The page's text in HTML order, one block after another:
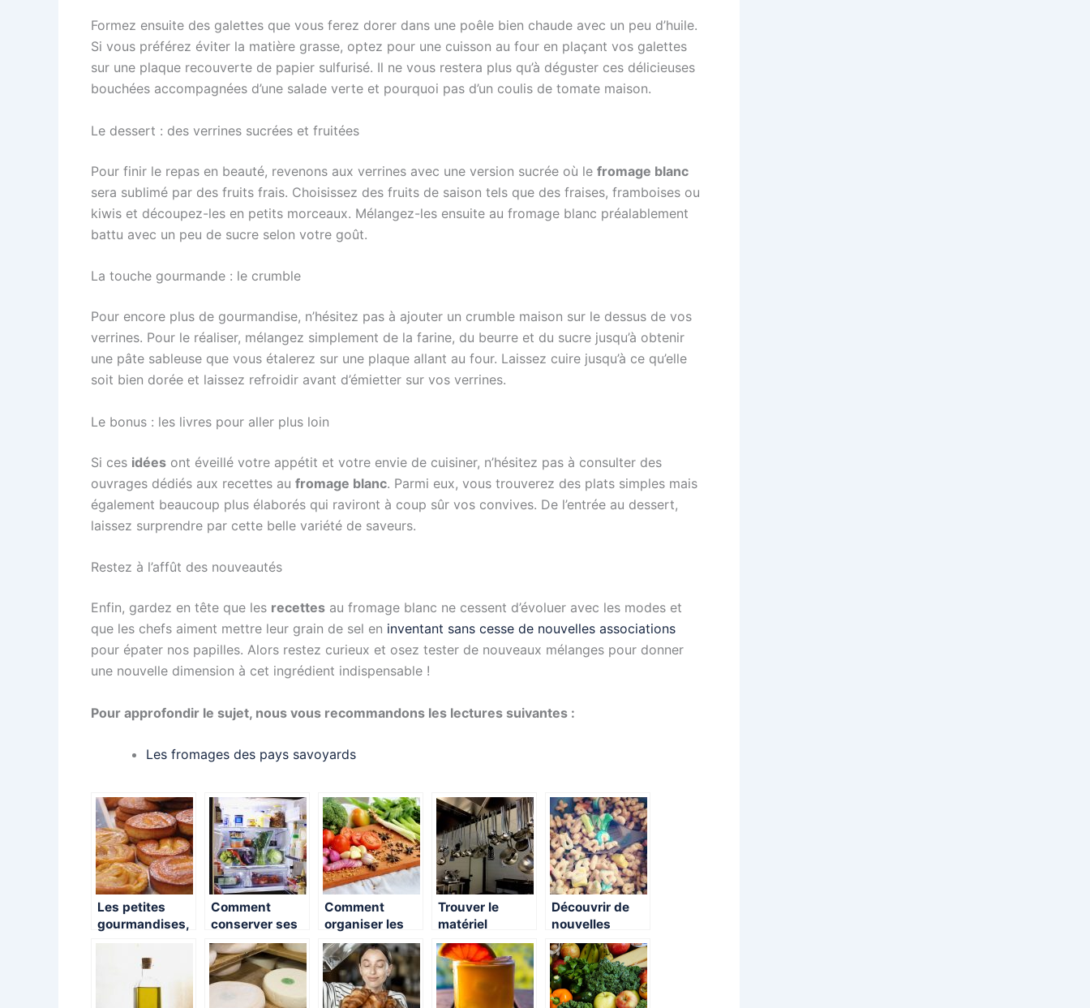
Formez ensuite des galettes que vous ferez dorer dans une poêle bien chaude avec un peu d’huile.
Si vous préférez éviter la matière grasse, optez pour une cuisson au four en plaçant vos galettes
sur une plaque recouverte de papier sulfurisé. Il ne vous restera plus qu’à déguster ces délicieuses
bouchées accompagnées d’une salade verte et pourquoi pas d’un coulis de tomate maison.
Le dessert : des verrines sucrées et fruitées
Pour finir le repas en beauté, revenons aux verrines avec une version sucrée où le fromage blanc
sera sublimé par des fruits frais. Choisissez des fruits de saison tels que des fraises, framboises ou
kiwis et découpez-les en petits morceaux. Mélangez-les ensuite au fromage blanc préalablement
battu avec un peu de sucre selon votre goût.
La touche gourmande : le crumble
Pour encore plus de gourmandise, n’hésitez pas à ajouter un crumble maison sur le dessus de vos
verrines. Pour le réaliser, mélangez simplement de la farine, du beurre et du sucre jusqu’à obtenir
une pâte sableuse que vous étalerez sur une plaque allant au four. Laissez cuire jusqu’à ce qu’elle
soit bien dorée et laissez refroidir avant d’émietter sur vos verrines.
Le bonus : les livres pour aller plus loin
Si ces idées ont éveillé votre appétit et votre envie de cuisiner, n’hésitez pas à consulter des
ouvrages dédiés aux recettes au fromage blanc. Parmi eux, vous trouverez des plats simples mais
également beaucoup plus élaborés qui raviront à coup sûr vos convives. De l’entrée au dessert,
laissez surprendre par cette belle variété de saveurs.
Restez à l’affût des nouveautés
Enfin, gardez en tête que les recettes au fromage blanc ne cessent d’évoluer avec les modes et
que les chefs aiment mettre leur grain de sel en inventant sans cesse de nouvelles associations
pour épater nos papilles. Alors restez curieux et osez tester de nouveaux mélanges pour donner
une nouvelle dimension à cet ingrédient indispensable !
Pour approfondir le sujet, nous vous recommandons les lectures suivantes :
Les fromages des pays savoyards
Les petites
gourmandises,
pour le goûter
de nos enfants.
Comment
conserver ses
aliments ?
Comment
organiser les
repas à la
maison ?
Trouver le
matériel
adéquat en
cuisine
Découvrir de
nouvelles
saveurs sans
bouger de chez
soi !